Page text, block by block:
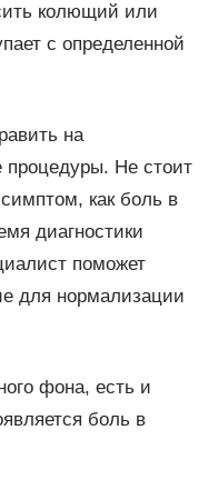
колющий или
с определенной
на
процедуры. Не стоит
как боль в
диагностики
поможет
для нормализации
фона, есть и
боль в